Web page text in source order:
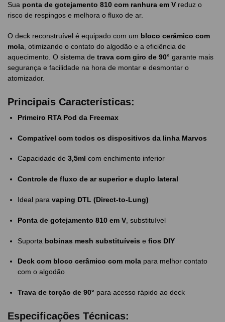
Sua ponta de gotejamento 810 com ranhura em V reduz o
risco de respingos e melhora o fluxo de ar.
O deck reconstruível é equipado com um bloco cerâmico com
mola, otimizando o contato do algodão e a eficiência de
aquecimento. O sistema de trava com giro de 90° garante mais
segurança e facilidade na hora de montar e desmontar o
atomizador.
Principais Características:
Primeiro RTA Pod da Freemax
Compatível com todos os dispositivos da linha Marvos
Capacidade de 3,5ml com enchimento inferior
Controle de fluxo de ar superior e duplo lateral
Ideal para vaping DTL (Direct-to-Lung)
Ponta de gotejamento 810 em V , substituível
Suporta bobinas mesh substituíveis e fios DIY
Deck com bloco cerâmico com mola para melhor contato
com o algodão
Trava de torção de 90° para acesso rápido ao deck
Especificações Técnicas: